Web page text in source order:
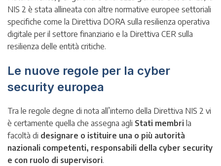
NIS 2 è stata allineata con altre normative europee settoriali
specifiche come la Direttiva DORA sulla resilienza operativa
digitale per il settore finanziario e la Direttiva CER sulla
resilienza delle entità critiche.
Le nuove regole per la cyber
security europea
Tra le regole degne di nota all’interno della Direttiva NIS 2 vi
è certamente quella che assegna agli Stati membri la
facoltà di designare o istituire una o più autorità
nazionali competenti, responsabili della cyber security
e con ruolo di supervisori.